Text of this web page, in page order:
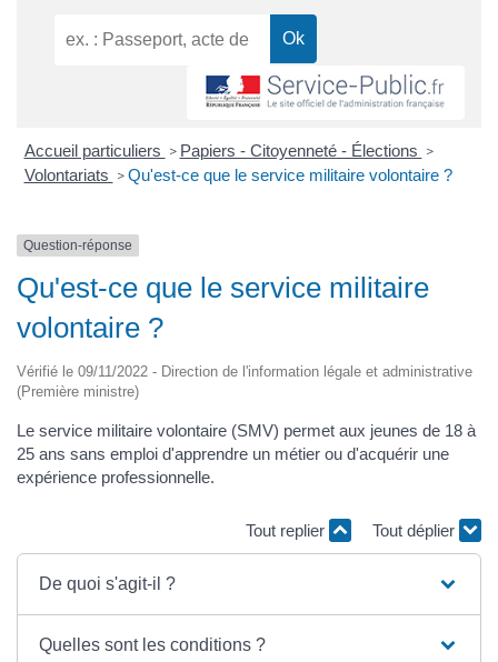
Accueil particuliers > Papiers - Citoyenneté - Élections >
Volontariats > Qu'est-ce que le service militaire volontaire ?
Question-réponse
Qu'est-ce que le service militaire
volontaire ?
Vérifié le 09/11/2022 - Direction de l'information légale et administrative
(Première ministre)
Le service militaire volontaire (SMV) permet aux jeunes de 18 à
25 ans sans emploi d'apprendre un métier ou d'acquérir une
expérience professionnelle.
Tout replier Tout déplier
De quoi s'agit-il ?
Quelles sont les conditions ?